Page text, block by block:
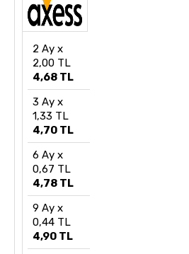
2 Ay x
2,00 TL
4,68 TL
3 Ay x
1,33 TL
4,70 TL
6 Ay x
0,67 TL
4,78 TL
9 Ay x
0,44 TL
4,90 TL